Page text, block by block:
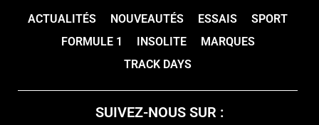
ACTUALITÉS NOUVEAUTÉS ESSAIS
SPORT
FORMULE 1
INSOLITE
MARQUES
TRACK DAYS
SUIVEZ-NOUS SUR :